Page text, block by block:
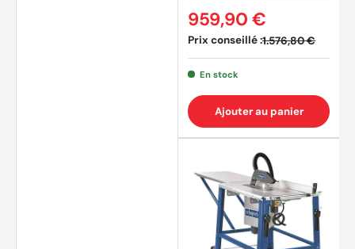
(5
Prix conseillé :1.576,80 €
959,90 €
En stock
Ajouter au panier